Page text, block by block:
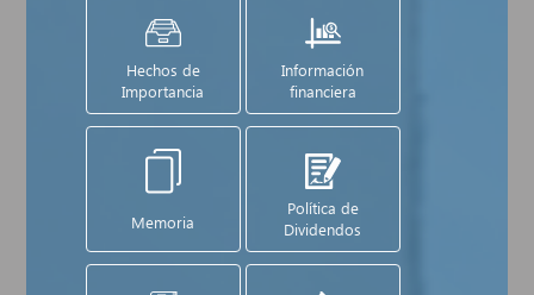
Hechos de
Importancia
Información
financiera
Memoria
Política de
Dividendos